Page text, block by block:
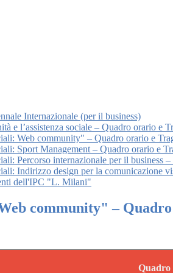
Internazionale (per il business)
e l’assistenza sociale – Quadro orario e
Web community" – Quadro orario e
Sport Management – Quadro orario e
Percorso internazionale per il business
Indirizzo design per la comunicazione
dell'IPC "L. Milani"
community" –